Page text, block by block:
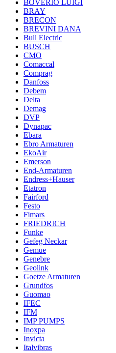
BOVERIO LUIGI
BRAY
BRECON
BREVINI DANA
Bull Electric
BUSCH
CMO
Comaccal
Comprag
Danfoss
Debem
Delta
Demag
DVP
Dynapac
Ebara
Ebro Armaturen
EkoAir
Emerson
End-Armaturen
Endress+Hauser
Etatron
Fairford
Festo
Fimars
FRIEDRICH
Funke
Gefeg Neckar
Gemue
Genebre
Geolink
Goetze Armaturen
Grundfos
Guomao
IFEC
IFM
IMP PUMPS
Inoxpa
Invicta
Italvibras